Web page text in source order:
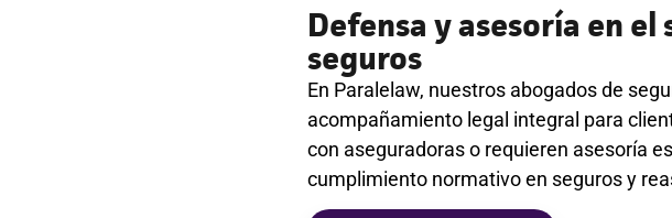
Defensa y asesoría en el
seguros
En Paralelaw, nuestros abogados de
acompañamiento legal integral para
con aseguradoras o requieren asesoría
cumplimiento normativo en seguros y